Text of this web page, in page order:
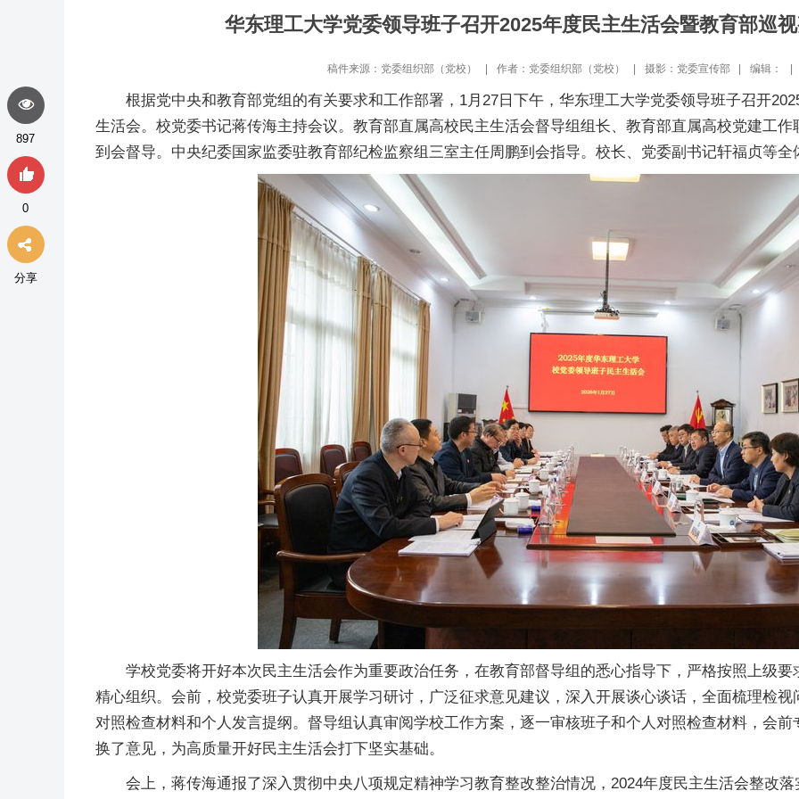
华东理工大学党委领导班子召开2025年度民主生活会暨教育部巡
稿件来源：党委组织部（党校） | 作者：党委组织部（党校） | 摄影：党委宣传部 | 编辑： |
根据党中央和教育部党组的有关要求和工作部署，1月27日下午，华东理工大学党委领导班子召开
生活会。校党委书记蒋传海主持会议。教育部直属高校民主生活会督导组组长、教育部直属高校党建工
到会督导。中央纪委国家监委驻教育部纪检监察组三室主任周鹏到会指导。校长、党委副书记轩福贞等
学校党委将开好本次民主生活会作为重要政治任务，在教育部督导组的悉心指导下，严格按照上级
精心组织。会前，校党委班子认真开展学习研讨，广泛征求意见建议，深入开展谈心谈话，全面梳理检
对照检查材料和个人发言提纲。督导组认真审阅学校工作方案，逐一审核班子和个人对照检查材料，会
换了意见，为高质量开好民主生活会打下坚实基础。
会上，蒋传海通报了深入贯彻中央八项规定精神学习教育整改整治情况，2024年度民主生活会整改
897
0
分享